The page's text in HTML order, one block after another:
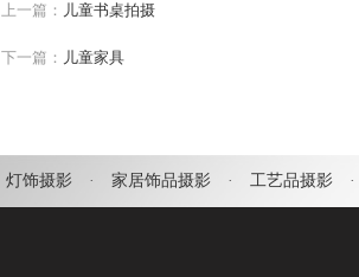
上一篇： 儿童书桌拍摄
下一篇： 儿童家具
灯饰摄影 · 家居饰品摄影 · 工艺品摄影 ·